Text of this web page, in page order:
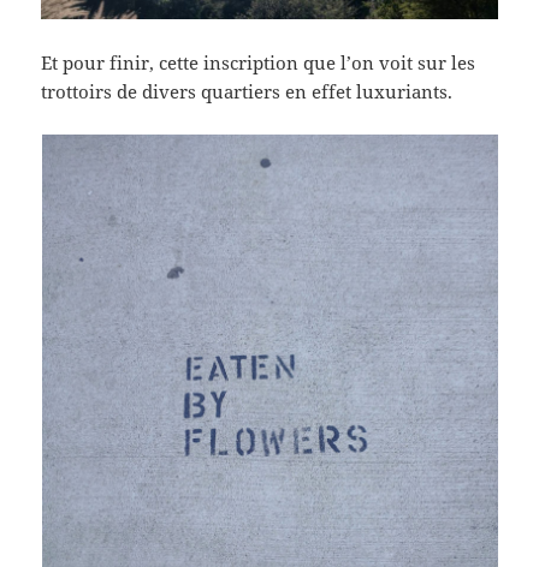
Et pour finir, cette inscription que l’on voit sur les
trottoirs de divers quartiers en effet luxuriants.